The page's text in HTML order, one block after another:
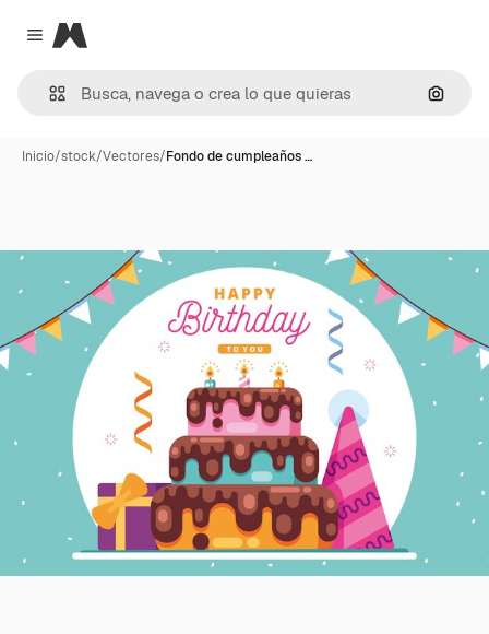
Close menu
Magnific
Inicio/stock/Vectores/Fondo de cumpleaños …